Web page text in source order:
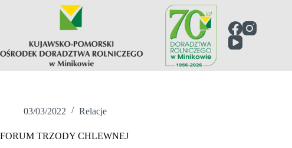
03/03/2022 Relacje
FORUM TRZODY CHLEWNEJ